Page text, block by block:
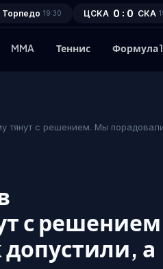
Торпедо 19:30 ЦСКА 0 : 0 СКА
MMA Теннис Формула 1
тянут с решением. Мы
с
а